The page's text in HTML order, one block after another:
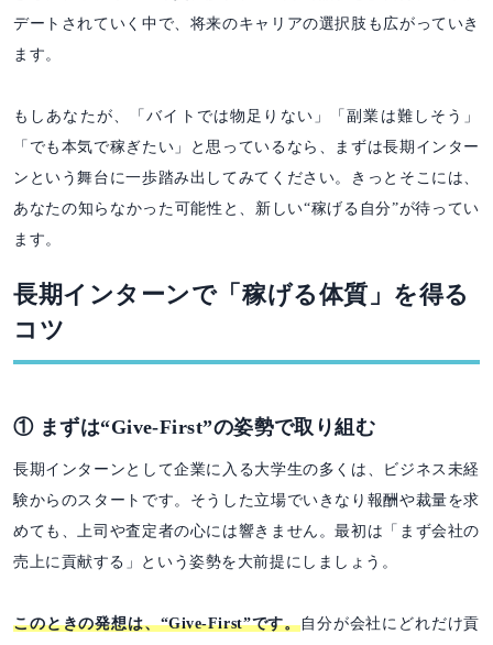
デートされていく中で、将来のキャリアの選択肢も広がっていき
ます。
もしあなたが、「バイトでは物足りない」「副業は難しそう」
「でも本気で稼ぎたい」と思っているなら、まずは長期インター
ンという舞台に一歩踏み出してみてください。きっとそこには、
あなたの知らなかった可能性と、新しい“稼げる自分”が待ってい
ます。
長期インターンで「稼げる体質」を得る
コツ
① まずは“Give-First”の姿勢で取り組む
長期インターンとして企業に入る大学生の多くは、ビジネス未経
験からのスタートです。そうした立場でいきなり報酬や裁量を求
めても、上司や査定者の心には響きません。最初は「まず会社の
売上に貢献する」という姿勢を大前提にしましょう。
このときの発想は、“Give-First”です。自分が会社にどれだけ貢